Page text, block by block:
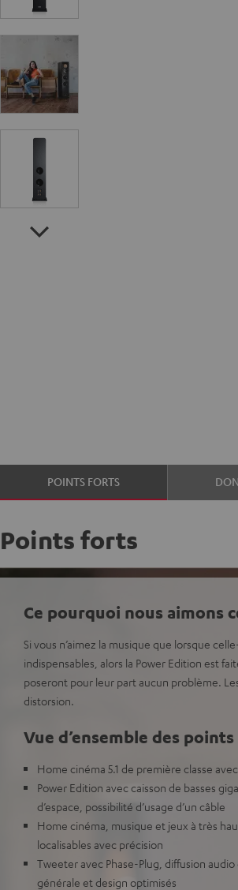
POINTS FORTS
Points forts
Ce pourquoi nous aimons
Si vous n’aimez la musique que lorsque
indispensables, alors la Power Edition est
poseront pour leur part aucun problème.
distorsion.
Vue d’ensemble des
Home cinéma 5.1 de première classe
Power Edition avec caisson de basses
d’espace, possibilité d’usage d’un câble
Home cinéma, musique et jeux à très
localisables avec précision
Tweeter avec Phase-Plug, diffusion
générale et design optimisés